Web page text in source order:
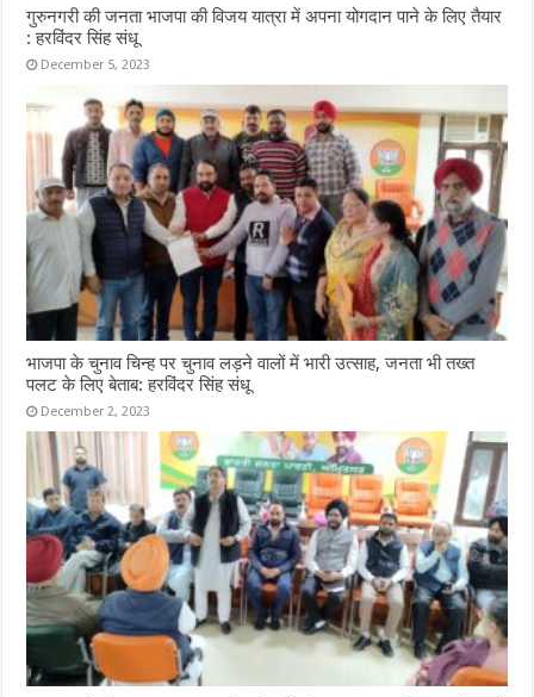
गुरुनगरी की जनता भाजपा की विजय यात्रा में अपना योगदान पाने के लिए तैयार
: हरविंदर सिंह संधू
December 5, 2023
भाजपा के चुनाव चिन्ह पर चुनाव लड़ने वालों में भारी उत्साह, जनता भी तख्त
पलट के लिए बेताब: हरविंदर सिंह संधू
December 2, 2023